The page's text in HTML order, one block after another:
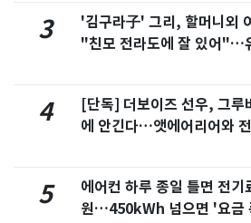
3
'김구라子' 그리, 할머니외
"친모 전라도에 잘 있어"…
4
[단독] 더보이즈 선우, 그루
에 안긴다…앳에어리어와
5
에어컨 하루 종일 틀면 전기
원…450kWh 넘으면 '요금